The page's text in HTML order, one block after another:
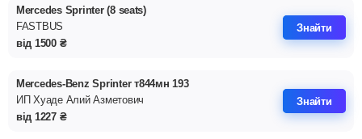
Mercedes Sprinter (8 seats)
FASTBUS
від 1500 ₴
Знайти
Mercedes-Benz Sprinter т844мн 193
ИП Хуаде Алий Азметович
від 1227 ₴
Знайти